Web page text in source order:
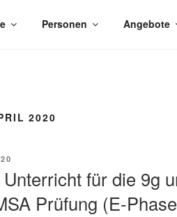
Personen Angebote
2020
für die 9g
Prüfung (E-